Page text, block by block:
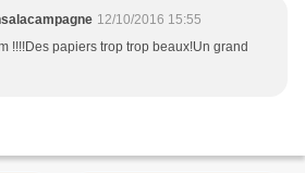
12/10/2016 15:55
!!!!Des papiers trop trop beaux!Un grand